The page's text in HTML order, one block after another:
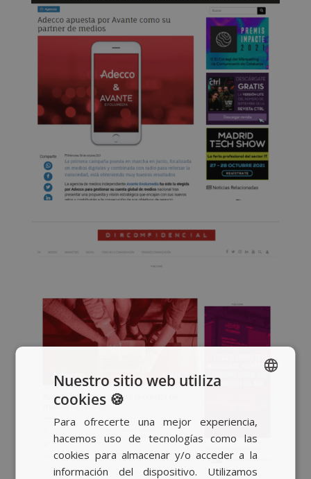
BASQUE
ENGLISH
Nuestro sitio web utiliza
cookies 🍪
Para ofrecerte una mejor experiencia,
hacemos uso de tecnologías como las
cookies para almacenar y/o acceder a la
información del dispositivo. Utilizamos